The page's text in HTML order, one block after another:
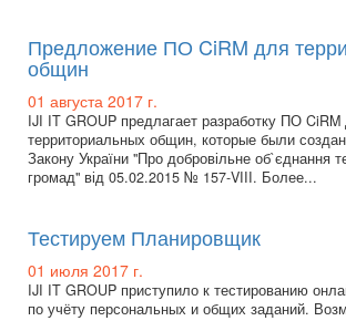
Предложение ПО CiRM для
общин
01 августа 2017 г.
IJI IT GROUP предлагает разработку ПО
территориальных общин, которые были
Закону України "Про добровільне об`єднання
громад" від 05.02.2015 № 157-VIII. Более...
Тестируем Планировщик
01 июля 2017 г.
IJI IT GROUP приступило к тестированию
по учёту персональных и общих заданий.